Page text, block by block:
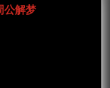
公解梦